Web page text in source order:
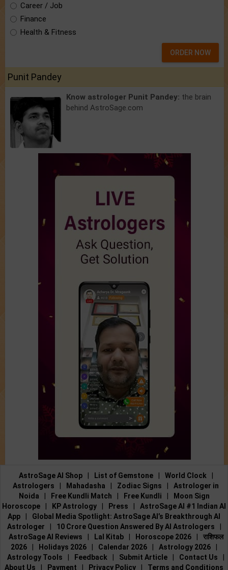
Career / Job
Finance
Health & Fitness
ORDER NOW
Punit Pandey
Know astrologer Punit Pandey: the brain
behind AstroSage.com
AstroSage AI Shop List of Gemstone World Clock
Astrologers
Mahadasha Zodiac Signs
Astrologer in
Noida
Free Kundli Match Free Kundli
Moon Sign
Horoscope
KP Astrology Press
AstroSage AI #1 Indian AI
App
Global Media Spotlight: AstroSage AI’s Breakthrough AI
Astrologer
10 Crore Question Answered By AI Astrologers
AstroSage AI Reviews
Lal Kitab Horoscope 2026
राशिफल
2026
Holidays 2026 Calendar 2026 Astrology 2026
Astrology Tools
Feedback Submit Article Contact Us
About Us
Payment Privacy Policy Terms and Conditions